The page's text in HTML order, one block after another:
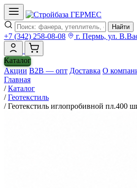
Найти
+7 (342) 258-08-08 г. Пермь, ул.
Каталог
Акции B2B — опт Доставка О
Главная
/ Каталог
/ Геотекстиль
/ Геотекстиль иглопробивной пл.400